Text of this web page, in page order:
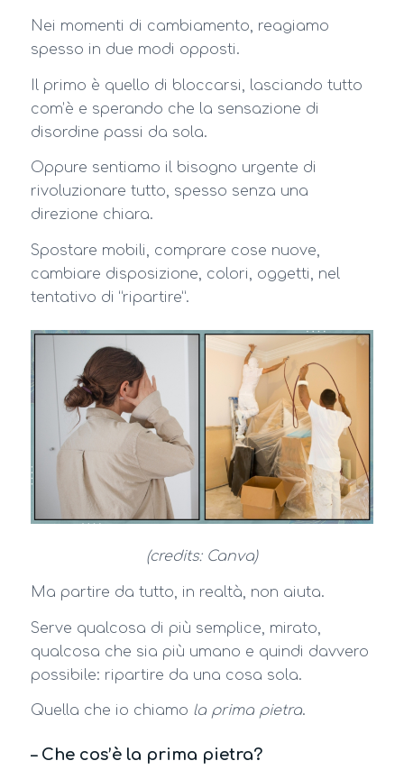
Nei momenti di cambiamento, reagiamo
spesso in due modi opposti.
Il primo è quello di bloccarsi, lasciando tutto
com’è e sperando che la sensazione di
disordine passi da sola.
Oppure sentiamo il bisogno urgente di
rivoluzionare tutto, spesso senza una
direzione chiara.
Spostare mobili, comprare cose nuove,
cambiare disposizione, colori, oggetti, nel
tentativo di “ripartire”.
(credits: Canva)
Ma partire da tutto, in realtà, non aiuta.
Serve qualcosa di più semplice, mirato,
qualcosa che sia più umano e quindi davvero
possibile: ripartire da una cosa sola.
Quella che io chiamo la prima pietra.
– Che cos’è la prima pietra?